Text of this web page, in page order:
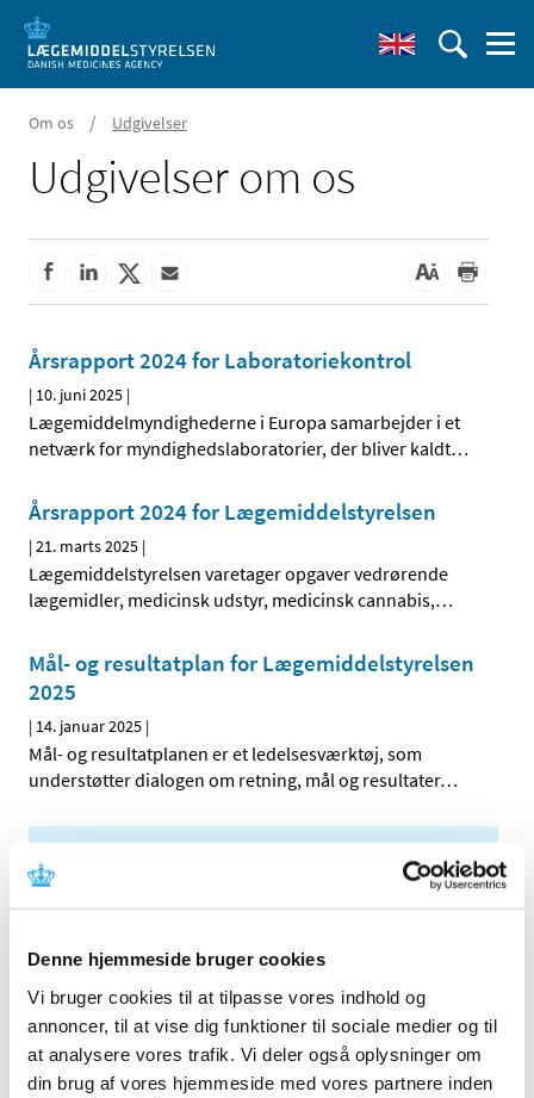
Denne hjemmeside bruger cookies
Vi bruger cookies til at tilpasse vores indhold og
annoncer, til at vise dig funktioner til sociale medier og til
at analysere vores trafik. Vi deler også oplysninger om
din brug af vores hjemmeside med vores partnere inden
Om os / Udgivelser
Udgivelser om os
Årsrapport 2024 for Laboratoriekontrol
| 10. juni 2025 |
Lægemiddelmyndighederne i Europa samarbejder i et
netværk for myndighedslaboratorier, der bliver kaldt…
Årsrapport 2024 for Lægemiddelstyrelsen
|21. marts 2025 |
Lægemiddelstyrelsen varetager opgaver vedrørende
lægemidler, medicinsk udstyr, medicinsk cannabis,…
Mål- og resultatplan for Lægemiddelstyrelsen
2025
| 14. januar 2025 |
Mål- og resultatplanen er et ledelsesværktøj, som
understøtter dialogen om retning, mål og resultater…
TID
2025 (3)
juni (1)
marts (1)
januar (1)